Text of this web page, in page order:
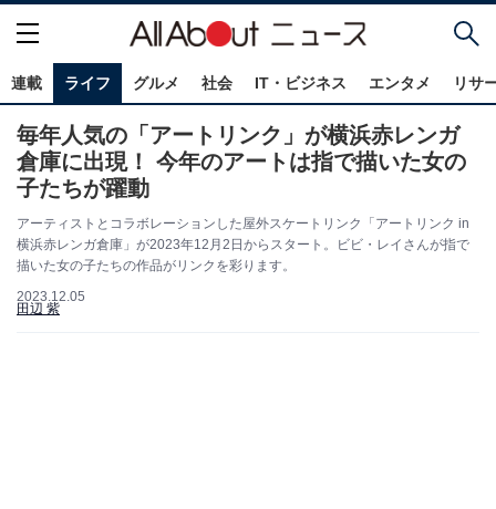
連載 ライフ グルメ 社会 IT・ビジネス エンタメ リサ
毎年人気の「アートリンク」が横浜赤レンガ
倉庫に出現！ 今年のアートは指で描いた女の
子たちが躍動
アーティストとコラボレーションした屋外スケートリンク「アートリンク in
横浜赤レンガ倉庫」が2023年12月2日からスタート。ビビ・レイさんが指で
描いた女の子たちの作品がリンクを彩ります。
2023.12.05
田辺 紫